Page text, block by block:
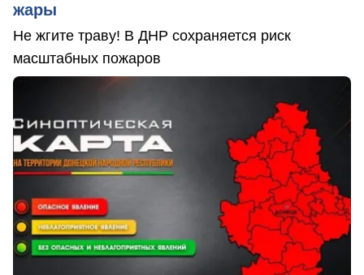
жары
Не жгите траву! В ДНР сохраняется риск
масштабных пожаров